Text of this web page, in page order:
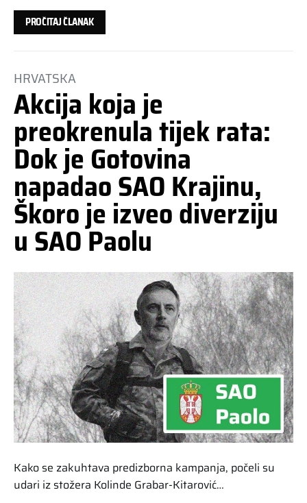
PROČITAJ ČLANAK
HRVATSKA
Akcija koja je
preokrenula tijek rata:
Dok je Gotovina
napadao SAO Krajinu,
Škoro je izveo diverziju
u SAO Paolu
Kako se zakuhtava predizborna kampanja, počeli su
udari iz stožera Kolinde Grabar-Kitarović…